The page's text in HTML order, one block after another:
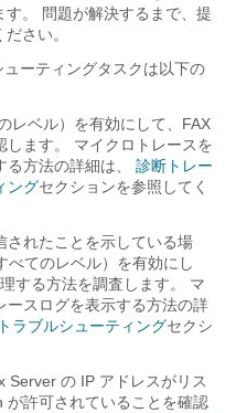
。 問題が解決するまで、提
さい。
ーティングタスクは以下の
レベル）を有効にして、FAX
します。 マイクロトレースを
方法の詳細は、 診断トレー
ングセクションを参照してく
されたことを示している場
べてのレベル）を有効にし
する方法を調査します。 マ
ースログを表示する方法の詳
ラブルシューティングセクシ
Server の IP アドレスがリス
が許可されていることを確認